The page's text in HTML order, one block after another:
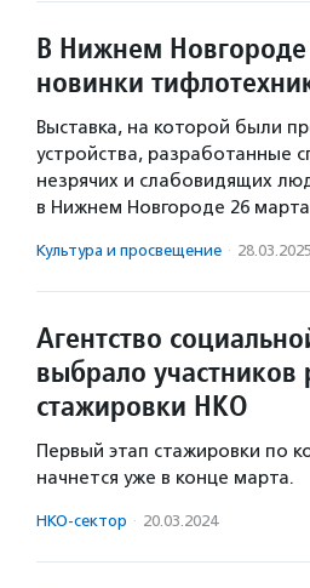
В Нижнем Новгороде
новинки
Выставка, на которой были
устройства, разработанные
незрячих и слабовидящих
в Нижнем Новгороде 26
Культура и просвещение · 28.03.2025
Агентство
выбрало участников
стажировки НКО
Первый этап стажировки по
начнется уже в конце марта.
НКО-сектор · 20.03.2024